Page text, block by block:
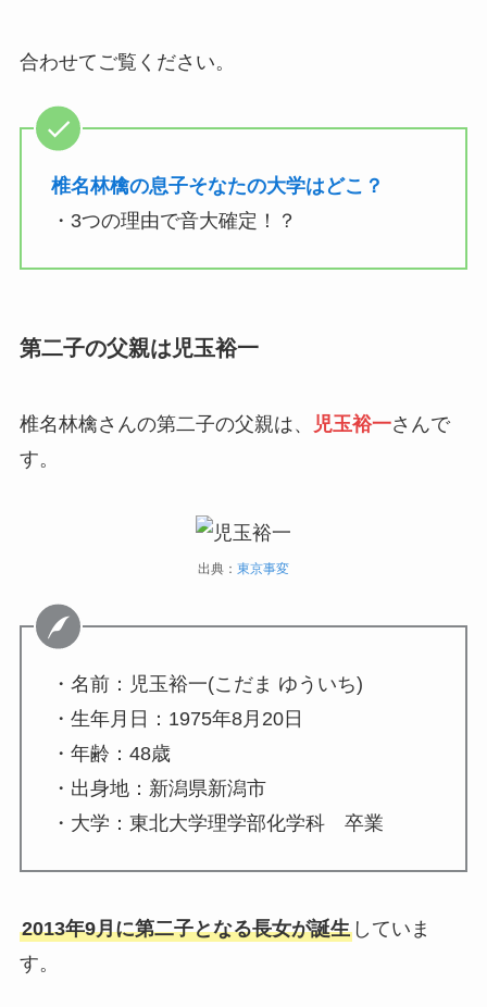
合わせてご覧ください。
椎名林檎の息子そなたの大学はどこ？
・3つの理由で音大確定！？
第二子の父親は児玉裕一
椎名林檎さんの第二子の父親は、 児玉裕一さんで
す。
出典： 東京事変
・名前：児玉裕一(こだま ゆういち)
・生年月日：1975年8月20日
・年齢：48歳
・出身地：新潟県新潟市
・大学：東北大学理学部化学科 卒業
2013年9月に第二子となる長女が誕生していま
す。